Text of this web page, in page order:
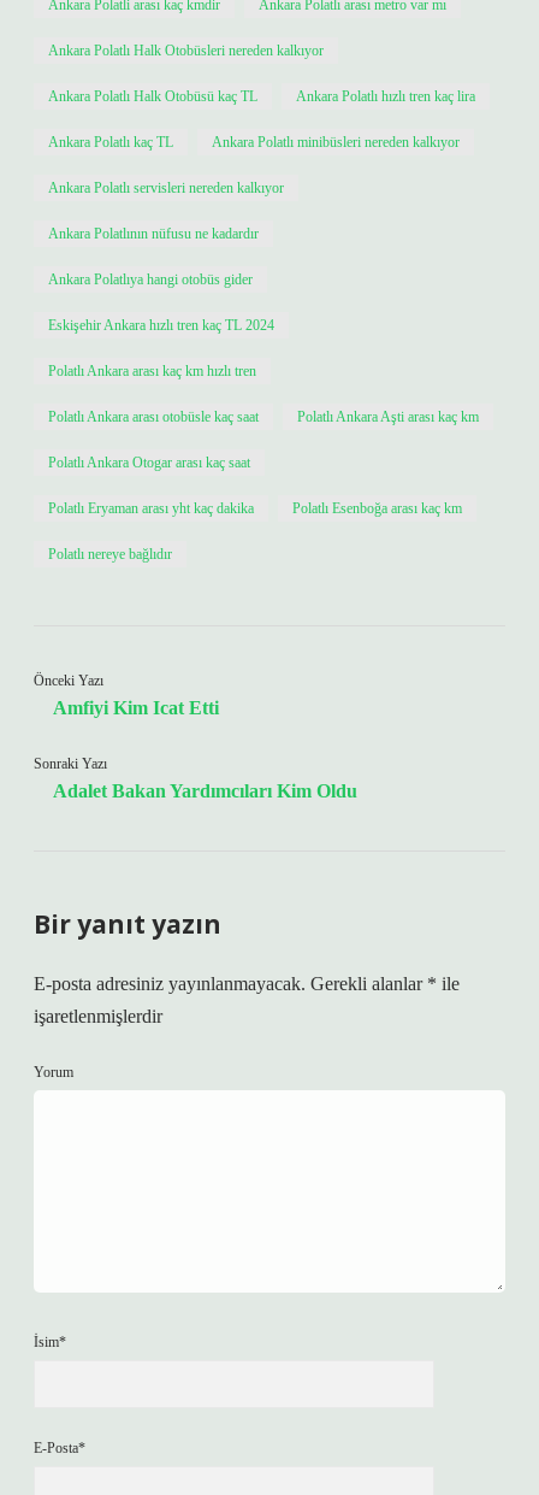
Ankara Polatli arası kaç kmdir Ankara Polatlı arası metro var mı
Ankara Polatlı Halk Otobüsleri nereden kalkıyor
Ankara Polatlı Halk Otobüsü kaç TL Ankara Polatlı hızlı tren kaç lira
Ankara Polatlı kaç TL Ankara Polatlı minibüsleri nereden kalkıyor
Ankara Polatlı servisleri nereden kalkıyor
Ankara Polatlının nüfusu ne kadardır
Ankara Polatlıya hangi otobüs gider
Eskişehir Ankara hızlı tren kaç TL 2024
Polatlı Ankara arası kaç km hızlı tren
Polatlı Ankara arası otobüsle kaç saat Polatlı Ankara Aşti arası kaç km
Polatlı Ankara Otogar arası kaç saat
Polatlı Eryaman arası yht kaç dakika Polatlı Esenboğa arası kaç km
Polatlı nereye bağlıdır
Önceki Yazı
Amfiyi Kim Icat Etti
Sonraki Yazı
Adalet Bakan Yardımcıları Kim Oldu
Bir yanıt yazın
E-posta adresiniz yayınlanmayacak. Gerekli alanlar * ile
işaretlenmişlerdir
Yorum
İsim*
E-Posta*